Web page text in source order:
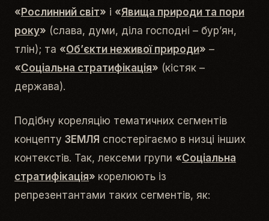
«Рослинний світ» і «Явища природи та пори
року» (слава, думи, діла господні – бур’ян,
тлін); та «Об’єкти неживої природи» –
«Соціальна стратифікація» (кістяк –
держава).
Подібну кореляцію тематичних сегментів
концепту ЗЕМЛЯ спостерігаємо в низці інших
контекстів. Так, лексеми групи «Соціальна
стратифікація» корелюють із
репрезентантами таких сегментів, як: